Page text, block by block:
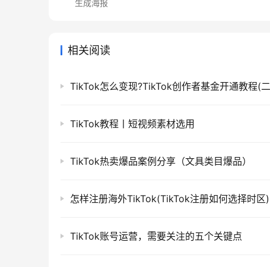
生成海报
相关阅读
TikTok怎么变现?TikTok创作者基金开通教程(
TikTok教程丨短视频素材选用
TikTok热卖爆品案例分享（文具类目爆品）
怎样注册海外TikTok(TikTok注册如何选择时区)
TikTok账号运营，需要关注的五个关键点